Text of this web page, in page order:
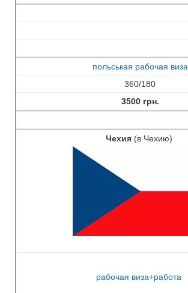
польськая рабочая виза
360/180
3500 грн.
Чехия (в Чехию)
рабочая виза+работа